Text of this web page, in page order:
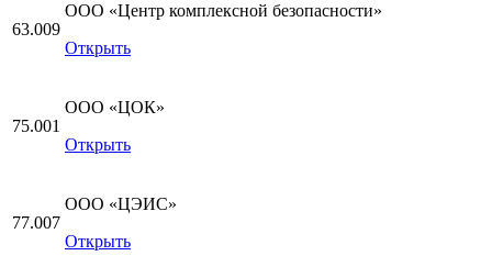
63.009
ООО «Центр комплексной безопасности»
Открыть
75.001
ООО «ЦОК»
Открыть
77.007
ООО «ЦЭИС»
Открыть